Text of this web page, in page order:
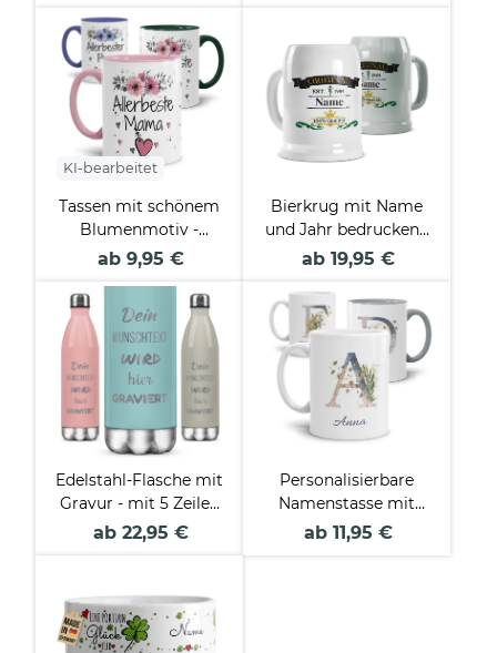
KI-bearbeitet
Tassen mit schönem
Blumenmotiv -
Allerbeste
ab 9,95 €
Bierkrug mit Name
und Jahr bedrucken -
Original - Keramik
ab 19,95 €
Edelstahl-Flasche mit
Gravur - mit 5 Zeilen
Wunschtext - 5
ab 22,95 €
Personalisierbare
Namenstasse mit
Blumenbuchstabe
ab 11,95 €